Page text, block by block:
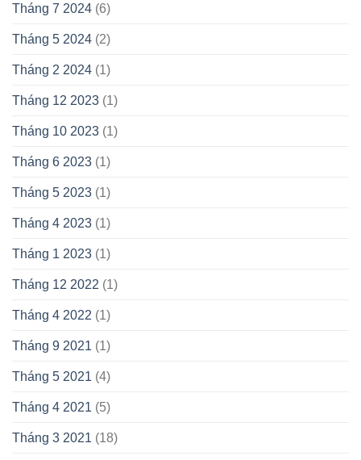
Tháng 7 2024 (6)
Tháng 5 2024 (2)
Tháng 2 2024 (1)
Tháng 12 2023 (1)
Tháng 10 2023 (1)
Tháng 6 2023 (1)
Tháng 5 2023 (1)
Tháng 4 2023 (1)
Tháng 1 2023 (1)
Tháng 12 2022 (1)
Tháng 4 2022 (1)
Tháng 9 2021 (1)
Tháng 5 2021 (4)
Tháng 4 2021 (5)
Tháng 3 2021 (18)